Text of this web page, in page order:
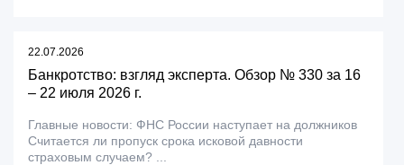
22.07.2026
Банкротство: взгляд эксперта. Обзор № 330 за 16
– 22 июля 2026 г.
Главные новости: ФНС России наступает на должников
Считается ли пропуск срока исковой давности
страховым случаем? ...